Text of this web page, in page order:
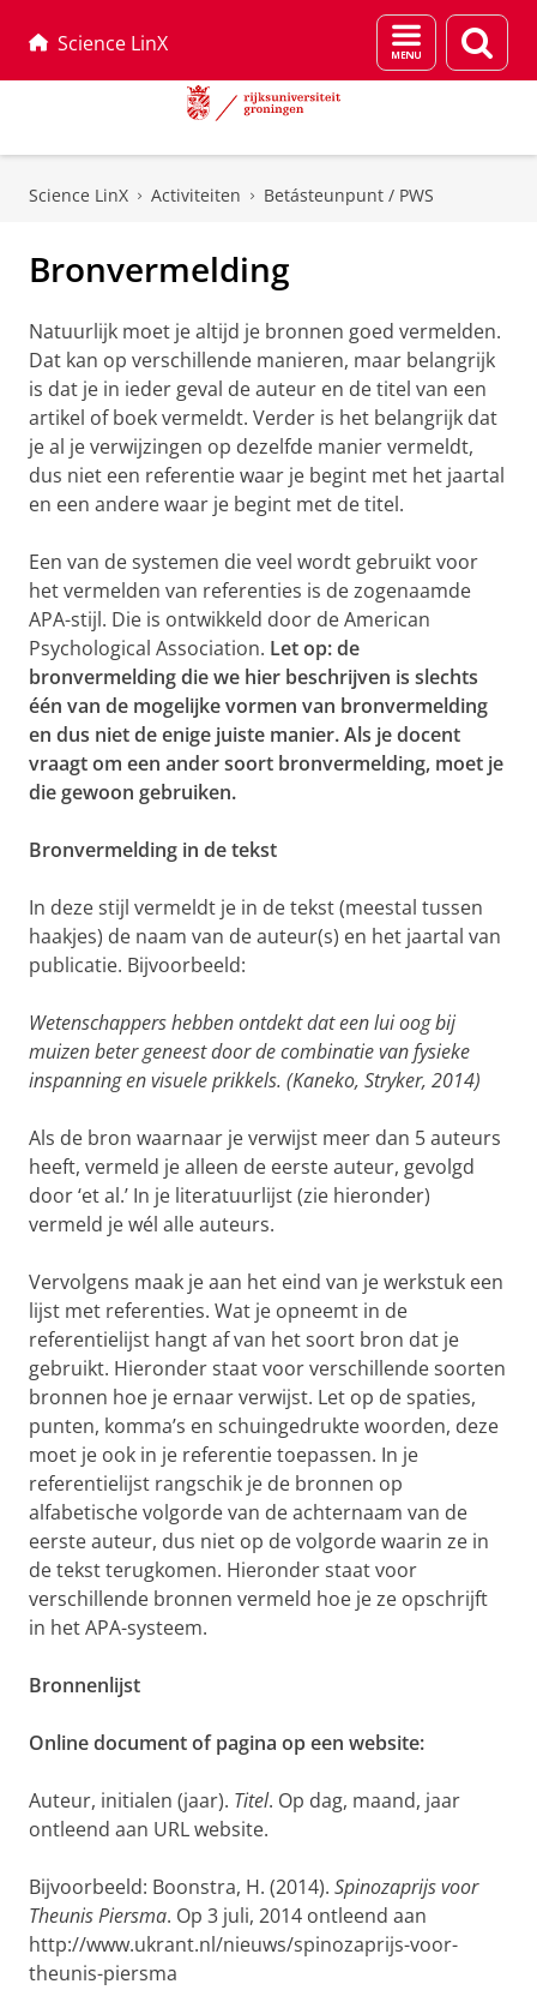
Science LinX
Menu
en
Science LinX Activiteiten Betásteunpunt / PWS
Bronvermelding
Natuurlijk moet je altijd je bronnen goed vermelden.
Dat kan op verschillende manieren, maar belangrijk
is dat je in ieder geval de auteur en de titel van een
artikel of boek vermeldt. Verder is het belangrijk dat
je al je verwijzingen op dezelfde manier vermeldt,
dus niet een referentie waar je begint met het jaartal
en een andere waar je begint met de titel.
Een van de systemen die veel wordt gebruikt voor
het vermelden van referenties is de zogenaamde
APA-stijl. Die is ontwikkeld door de American
Psychological Association. Let op: de
bronvermelding die we hier beschrijven is slechts
één van de mogelijke vormen van bronvermelding
en dus niet de enige juiste manier. Als je docent
vraagt om een ander soort bronvermelding, moet je
die gewoon gebruiken.
Bronvermelding in de tekst
In deze stijl vermeldt je in de tekst (meestal tussen
haakjes) de naam van de auteur(s) en het jaartal van
publicatie. Bijvoorbeeld:
Wetenschappershebben ontdekt dat een lui oog bij
muizen beter geneest door de combinatie van fysieke
inspanning en visuele prikkels. (Kaneko, Stryker, 2014)
Als de bron waarnaar je verwijst meer dan 5 auteurs
heeft, vermeld je alleen de eerste auteur, gevolgd
door ‘et al.’ In je literatuurlijst (zie hieronder)
vermeld je wél alle auteurs.
Vervolgens maak je aan het eind van je werkstuk een
lijst met referenties. Wat je opneemt in de
referentielijst hangt af van het soort bron dat je
gebruikt. Hieronder staat voor verschillende soorten
bronnen hoe je ernaar verwijst. Let op de spaties,
punten, komma’s en schuingedrukte woorden, deze
moet je ook in je referentie toepassen. In je
referentielijst rangschik je de bronnen op
alfabetische volgorde van de achternaam van de
eerste auteur, dus niet op de volgorde waarin ze in
de tekst terugkomen. Hieronder staat voor
verschillende bronnen vermeld hoe je ze opschrijft
in het APA-systeem.
Bronnenlijst
Online document of pagina op een website:
Auteur, initialen (jaar). Titel. Op dag, maand, jaar
ontleend aan URL website.
Bijvoorbeeld: Boonstra, H. (2014). Spinozaprijs voor
Theunis Piersma. Op 3 juli, 2014 ontleend aan
http://www.ukrant.nl/nieuws/spinozaprijs-voor-
theunis-piersma